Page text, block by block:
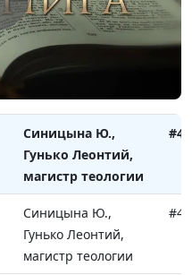
Синицына Ю.,
Анисимов Евгений
Синицына Ю.,
Анисимов Евгений
Синицына Ю.,
Гунько Леонтий,
магистр теологии
Синицына Ю.,
Гунько Леонтий,
магистр теологии